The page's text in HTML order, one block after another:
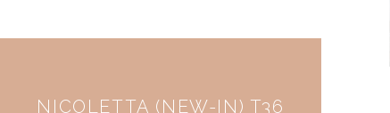
NICOLETTA (NEW-IN) T36